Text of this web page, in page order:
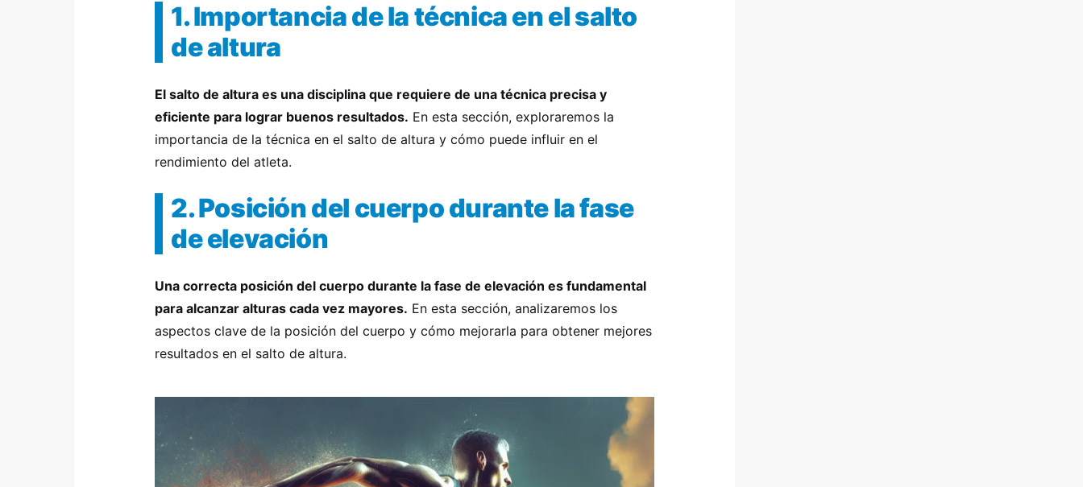
1. Importancia de la técnica en el salto
de altura
El salto de altura es una disciplina que requiere de una técnica precisa y
eficiente para lograr buenos resultados. En esta sección, exploraremos la
importancia de la técnica en el salto de altura y cómo puede influir en el
rendimiento del atleta.
2. Posición del cuerpo durante la fase
de elevación
Una correcta posición del cuerpo durante la fase de elevación es fundamental
para alcanzar alturas cada vez mayores. En esta sección, analizaremos los
aspectos clave de la posición del cuerpo y cómo mejorarla para obtener mejores
resultados en el salto de altura.